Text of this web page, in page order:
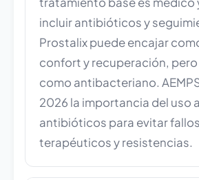
incluir antibióticos y
Prostalix puede encajar
confort y recuperación,
como antibacteriano.
2026 la importancia del uso
antibióticos para evitar fallos
terapéuticos y resistencias.